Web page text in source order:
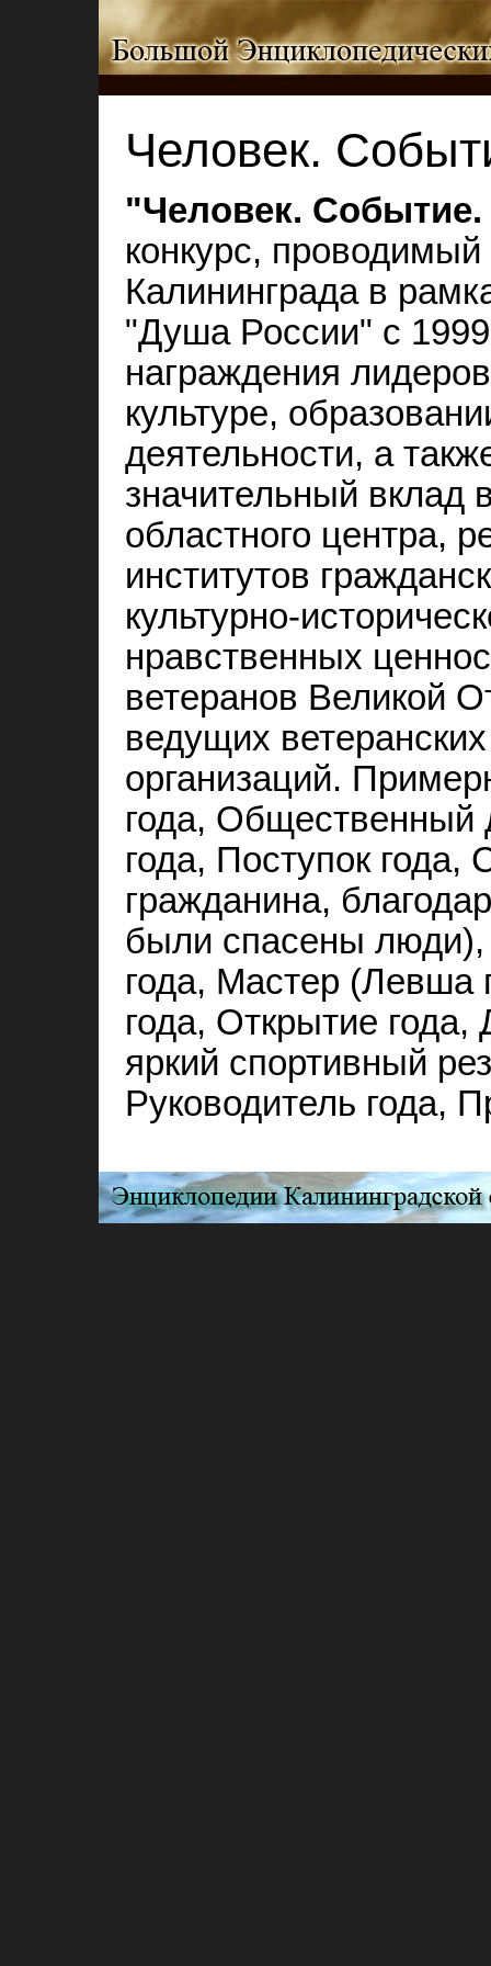
Человек.
"Человек.
конкурс,
Калининграда в
"Душа России" с
награждения
культуре,
деятельности, а
значительный
областного центра,
институтов
культурно-
нравственных
ветеранов Великой
ведущих
организаций.
года, Общественный
года, Поступок года,
гражданина,
были спасены
года, Мастер (Левша
года, Открытие
яркий спортивный
Руководитель года,